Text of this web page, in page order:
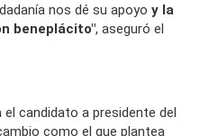
nos dé su apoyo y la
beneplácito", aseguró el
candidato a presidente del
como el que plantea